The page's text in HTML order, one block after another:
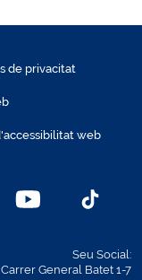
de privacitat
web
Seu Social:
Carrer General Batet 1-7